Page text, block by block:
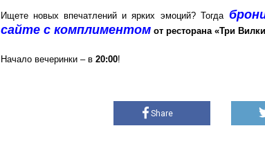
Ищете новых впечатлений и ярких эмоций? Тогда
сайте с комплиментом от ресторана «Три
Начало вечеринки – в 20:00!
Share